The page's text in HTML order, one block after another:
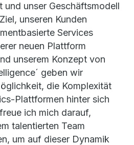
und unser Geschäftsmodell
unseren Kunden
Services
neuen Plattform
unserem Konzept von
geben wir
die Komplexität
Plattformen hinter sich
ich mich darauf,
talentierten Team
um auf dieser Dynamik